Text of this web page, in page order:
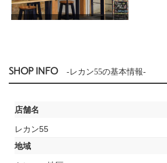
SHOP INFO -レカン55の基本情報-
店舗名
レカン55
地域